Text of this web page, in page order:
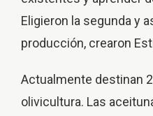
Eligieron la segunda y
producción, crearon
Actualmente destinan
olivicultura. Las